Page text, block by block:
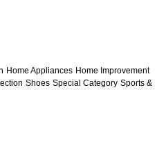
Home Appliances Home Improvement
Shoes Special Category Sports &